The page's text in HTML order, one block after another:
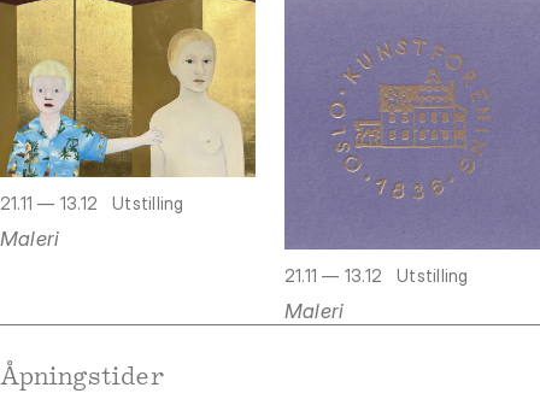
21.11 — 13.12 Utstilling
Maleri
21.11 — 13.12 Utstilling
Maleri
Åpningstider